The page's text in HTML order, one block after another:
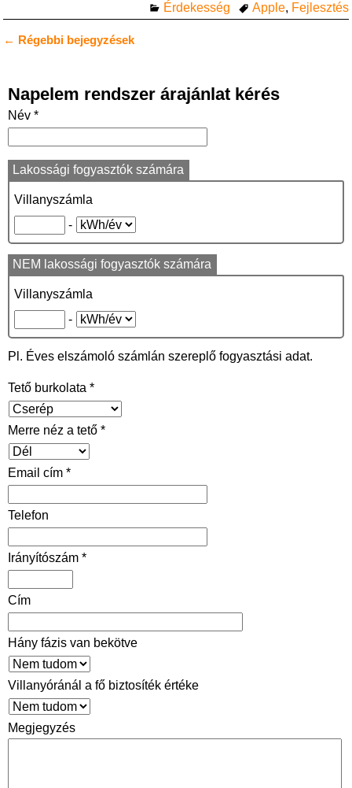
c
e
o
o
k
tt
er
Érdekesség Apple, Fejlesztés
Bejegyzés navigáció
← Régebbi bejegyzések
Napelem rendszer árajánlat kérés
Név *
Lakossági fogyasztók számára
Villanyszámla
-
NEM lakossági fogyasztók számára
Villanyszámla
-
Pl. Éves elszámoló számlán szereplő fogyasztási adat.
Tető burkolata *
Merre néz a tető *
Email cím *
Telefon
Irányítószám *
Cím
Hány fázis van bekötve
Villanyóránál a fő biztosíték értéke
Megjegyzés